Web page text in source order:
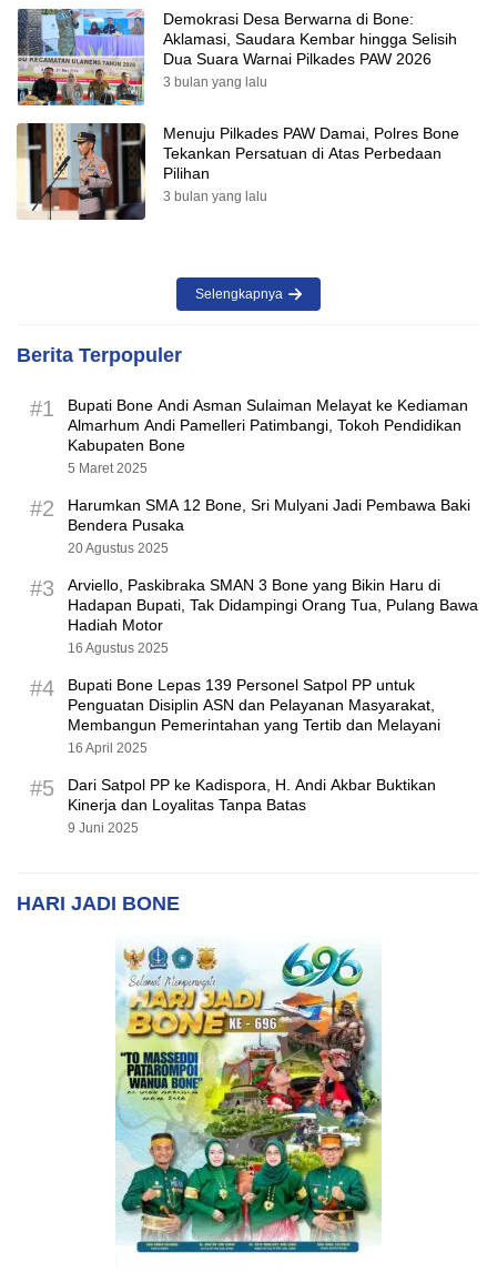
Demokrasi Desa Berwarna di Bone:
Aklamasi, Saudara Kembar hingga Selisih
Dua Suara Warnai Pilkades PAW 2026
3 bulan yang lalu
Menuju Pilkades PAW Damai, Polres Bone
Tekankan Persatuan di Atas Perbedaan
Pilihan
3 bulan yang lalu
Selengkapnya
Berita Terpopuler
#1
Bupati Bone Andi Asman Sulaiman Melayat ke Kediaman
Almarhum Andi Pamelleri Patimbangi, Tokoh Pendidikan
Kabupaten Bone
5 Maret 2025
#2
Harumkan SMA 12 Bone, Sri Mulyani Jadi Pembawa Baki
Bendera Pusaka
20 Agustus 2025
#3
Arviello, Paskibraka SMAN 3 Bone yang Bikin Haru di
Hadapan Bupati, Tak Didampingi Orang Tua, Pulang Bawa
Hadiah Motor
16 Agustus 2025
#4
Bupati Bone Lepas 139 Personel Satpol PP untuk
Penguatan Disiplin ASN dan Pelayanan Masyarakat,
Membangun Pemerintahan yang Tertib dan Melayani
16 April 2025
#5
Dari Satpol PP ke Kadispora, H. Andi Akbar Buktikan
Kinerja dan Loyalitas Tanpa Batas
9 Juni 2025
HARI JADI BONE